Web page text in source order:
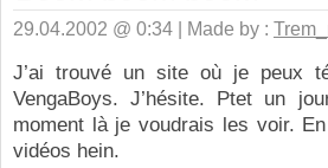
29.04.2002 @ 0:34 | Made by :
J’ai trouvé un site où je peux
VengaBoys. J’hésite. Ptet un
moment là je voudrais les voir.
vidéos hein.